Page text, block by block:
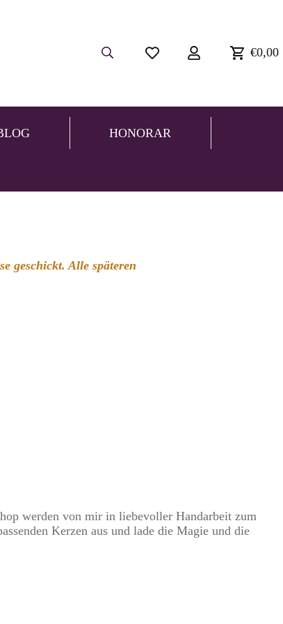
€0,00
HONORAR
geschickt. Alle späteren
werden von mir in liebevoller Handarbeit zum
Kerzen aus und lade die Magie und die